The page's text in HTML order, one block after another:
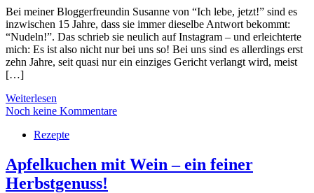
Bei meiner Bloggerfreundin Susanne von “Ich lebe, jetzt!” sind es
inzwischen 15 Jahre, dass sie immer dieselbe Antwort bekommt:
“Nudeln!”. Das schrieb sie neulich auf Instagram – und erleichterte
mich: Es ist also nicht nur bei uns so! Bei uns sind es allerdings erst
zehn Jahre, seit quasi nur ein einziges Gericht verlangt wird, meist
[…]
Weiterlesen
Noch keine Kommentare
Rezepte
Apfelkuchen mit Wein – ein feiner
Herbstgenuss!